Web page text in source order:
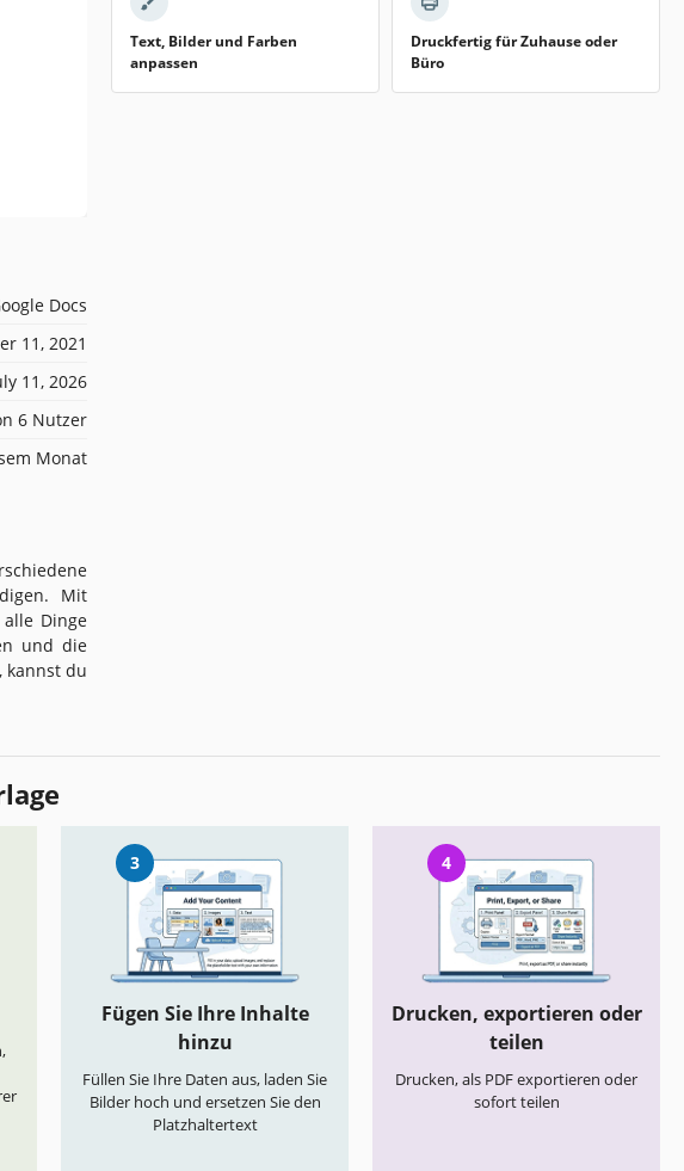
Docs
11, 2021
11, 2026
6 Nutzer
Monat
Mit
Dinge
und die
kannst du
Text, Bilder und Farben
anpassen
Druckfertig für Zuhause oder
Büro
3
Fügen Sie Ihre Inhalte
hinzu
Füllen Sie Ihre Daten aus, laden Sie
Bilder hoch und ersetzen Sie den
Platzhaltertext
4
Drucken, exportieren oder
teilen
Drucken, als PDF exportieren oder
sofort teilen